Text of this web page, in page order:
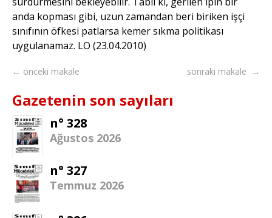
anda kopması gibi, uzun zamandan beri biriken işçi
sınıfının öfkesi patlarsa kemer sıkma politikası
uygulanamaz. LO (23.04.2010)
← önceki makale sonraki makale →
Gazetenin son sayıları
n° 328
Ağustos 2026
n° 327
Temmuz 2026